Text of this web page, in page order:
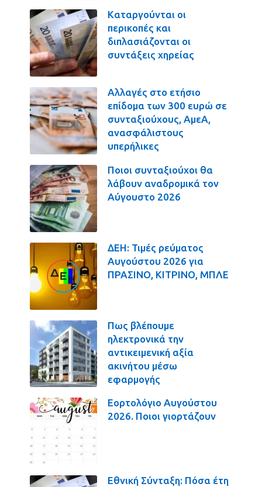
Καταργούνται οι
περικοπές και
διπλασιάζονται οι
συντάξεις χηρείας
Αλλαγές στο ετήσιο
επίδομα των 300 ευρώ σε
συνταξιούχους, ΑμεΑ,
ανασφάλιστους
υπερήλικες
Ποιοι συνταξιούχοι θα
λάβουν αναδρομικά τον
Αύγουστο 2026
ΔΕΗ: Τιμές ρεύματος
Αυγούστου 2026 για
ΠΡΑΣΙΝΟ, ΚΙΤΡΙΝΟ, ΜΠΛΕ
Πως βλέπουμε
ηλεκτρονικά την
αντικειμενική αξία
ακινήτου μέσω
εφαρμογής
Εορτολόγιο Αυγούστου
2026. Ποιοι γιορτάζουν
Εθνική Σύνταξη: Πόσα έτη